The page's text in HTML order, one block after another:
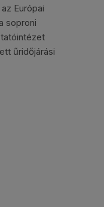
Európai
soproni
űridőjárási